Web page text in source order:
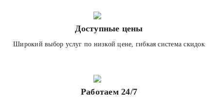
Доступные цены
Широкий выбор услуг по низкой цене, гибкая система скидок
Работаем 24/7